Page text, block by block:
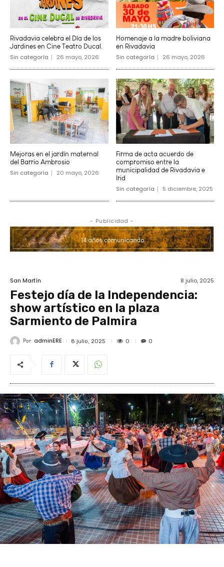
Rivadavia celebra el Día de los
Jardines en Cine Teatro Ducal.
Sin categoría 26 mayo, 2026
Homenaje a la madre boliviana
en Rivadavia
Sin categoría 26 mayo, 2026
Mejoras en el jardín maternal
del Barrio Ambrosio
Sin categoría 20 mayo, 2026
Firma de acta acuerdo de
compromiso entre la
municipalidad de Rivadavia e
Irid
Sin categoría 5 diciembre, 2025
- Publicidad -